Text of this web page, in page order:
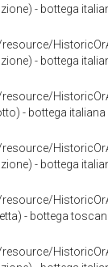
- bottega
- bottega
- bottega
- bottega
- bottega